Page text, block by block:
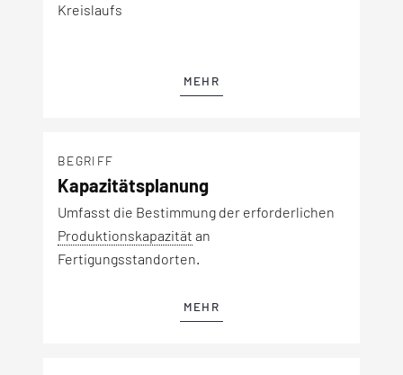
Kreislaufs
MEHR
BEGRIFF
Kapazitätsplanung
Umfasst die Bestimmung der erforderlichen
Produktionskapazität an
Fertigungsstandorten.
MEHR